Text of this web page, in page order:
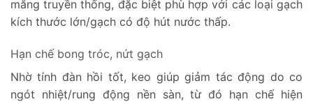
măng truyền thống, đặc biệt phù hợp với các loại gạch
kích thước lớn/gạch có độ hút nước thấp.
Hạn chế bong tróc, nứt gạch
Nhờ tính đàn hồi tốt, keo giúp giảm tác động do co
ngót nhiệt/rung động nền sàn, từ đó hạn chế hiện